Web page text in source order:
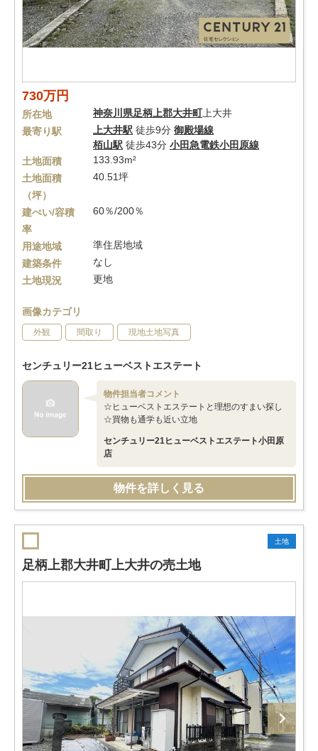
730万円
所在地 神奈川県足柄上郡大井町上大井
最寄り駅
上大井駅 徒歩9分 御殿場線
栢山駅 徒歩43分 小田急電鉄小田原線
土地面積
133.93m²
土地面積
（坪）
40.51坪
建ぺい/容積
率
60％/200％
用途地域
準住居地域
建築条件
なし
土地現況
更地
画像カテゴリ
外観 間取り 現地土地写真
センチュリー21ヒューベストエステート
物件担当者コメント
☆ヒューベストエステートと理想のすまい探し
☆買物も通学も近い立地
センチュリー21ヒューベストエステート小田原
店
物件を詳しく見る
土地
足柄上郡大井町上大井の売土地